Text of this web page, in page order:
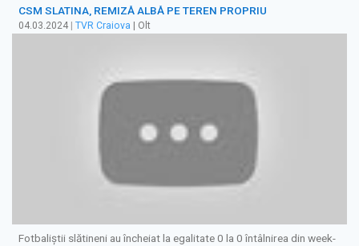
CSM SLATINA, REMIZĂ ALBĂ PE TEREN PROPRIU
04.03.2024 TVR Craiova | Olt
Fotbaliștii slătineni au încheiat la egalitate 0 la 0 întâlnirea din week-